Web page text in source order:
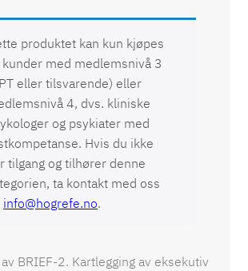
produktet kan kun kjøpes
kunder med medlemsnivå 3
eller tilsvarende) eller
4, dvs. kliniske
og psykiater med
Hvis du ikke
tilgang og tilhører denne
ta kontakt med oss
info@hogrefe.no.
BRIEF-2. Kartlegging av eksekutiv